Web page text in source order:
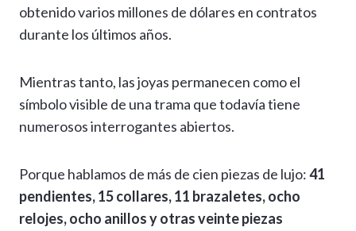
obtenido varios millones de dólares en contratos
durante los últimos años.
Mientras tanto, las joyas permanecen como el
símbolo visible de una trama que todavía tiene
numerosos interrogantes abiertos.
Porque hablamos de más de cien piezas de lujo:41
pendientes, 15 collares, 11 brazaletes, ocho
relojes, ocho anillos y otras veinte piezas